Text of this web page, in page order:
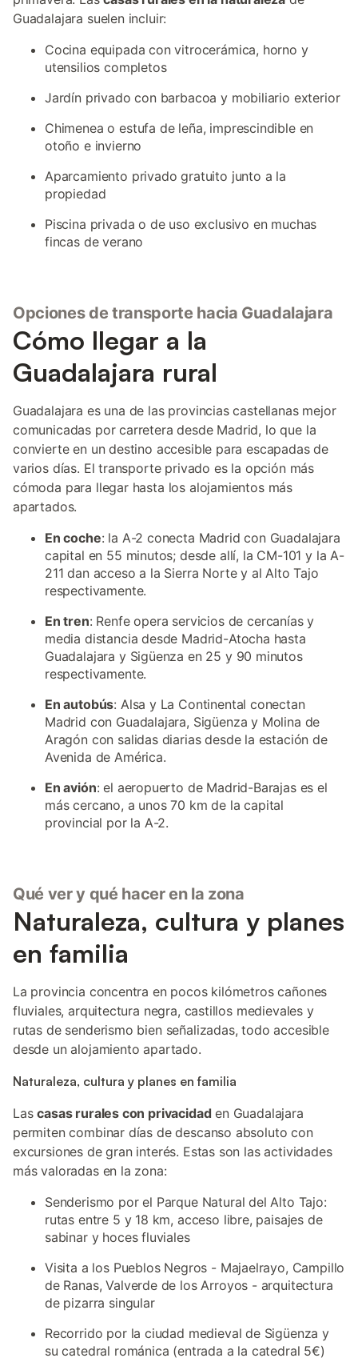
Guadalajara suelen incluir:
Cocina equipada con vitrocerámica, horno y
utensilios completos
Jardín privado con barbacoa y mobiliario exterior
Chimenea o estufa de leña, imprescindible en
otoño e invierno
Aparcamiento privado gratuito junto a la
propiedad
Piscina privada o de uso exclusivo en muchas
fincas de verano
Opciones de transporte hacia Guadalajara
Cómo llegar a la
Guadalajara rural
Guadalajara es una de las provincias castellanas mejor
comunicadas por carretera desde Madrid, lo que la
convierte en un destino accesible para escapadas de
varios días. El transporte privado es la opción más
cómoda para llegar hasta los alojamientos más
apartados.
En coche: la A-2 conecta Madrid con Guadalajara
capital en 55 minutos; desde allí, la CM-101 y la A-
211 dan acceso a la Sierra Norte y al Alto Tajo
respectivamente.
En tren: Renfe opera servicios de cercanías y
media distancia desde Madrid-Atocha hasta
Guadalajara y Sigüenza en 25 y 90 minutos
respectivamente.
En autobús: Alsa y La Continental conectan
Madrid con Guadalajara, Sigüenza y Molina de
Aragón con salidas diarias desde la estación de
Avenida de América.
En avión: el aeropuerto de Madrid-Barajas es el
más cercano, a unos 70 km de la capital
provincial por la A-2.
Qué ver y qué hacer en la zona
Naturaleza, cultura y planes
en familia
La provincia concentra en pocos kilómetros cañones
fluviales, arquitectura negra, castillos medievales y
rutas de senderismo bien señalizadas, todo accesible
desde un alojamiento apartado.
Naturaleza, cultura y planes en familia
Lascasas rurales con privacidaden Guadalajara
permiten combinar días de descanso absoluto con
excursiones de gran interés. Estas son las actividades
más valoradas en la zona:
Senderismo por el Parque Natural del Alto Tajo:
rutas entre 5 y 18 km, acceso libre, paisajes de
sabinar y hoces fluviales
Visita a los Pueblos Negros - Majaelrayo, Campillo
de Ranas, Valverde de los Arroyos - arquitectura
de pizarra singular
Recorrido por la ciudad medieval de Sigüenza y
su catedral románica (entrada a la catedral 5€)